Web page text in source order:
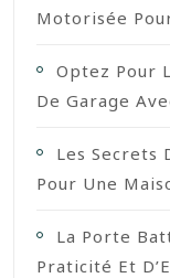
Motorisée
Optez Pour
De Garage
Les Secrets
Pour Une
La Porte
Praticité Et